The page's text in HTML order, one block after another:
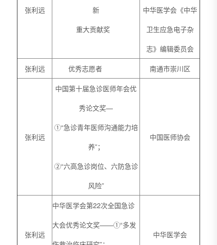
张利远
新
重大贡献奖
中华医学会《中华
卫生应急电子杂
志》编辑委员会
张利远 优秀志愿者 南通市崇川区
张利远
中国第十届急诊医师年会优
秀论文奖—
①“急诊青年医师沟通能力培
养”；
②“六高急诊岗位、六防急诊
风险”
中国医师协会
张利远
中华医学会第22次全国急诊
大会优秀论文奖——①“多发
中华医学会